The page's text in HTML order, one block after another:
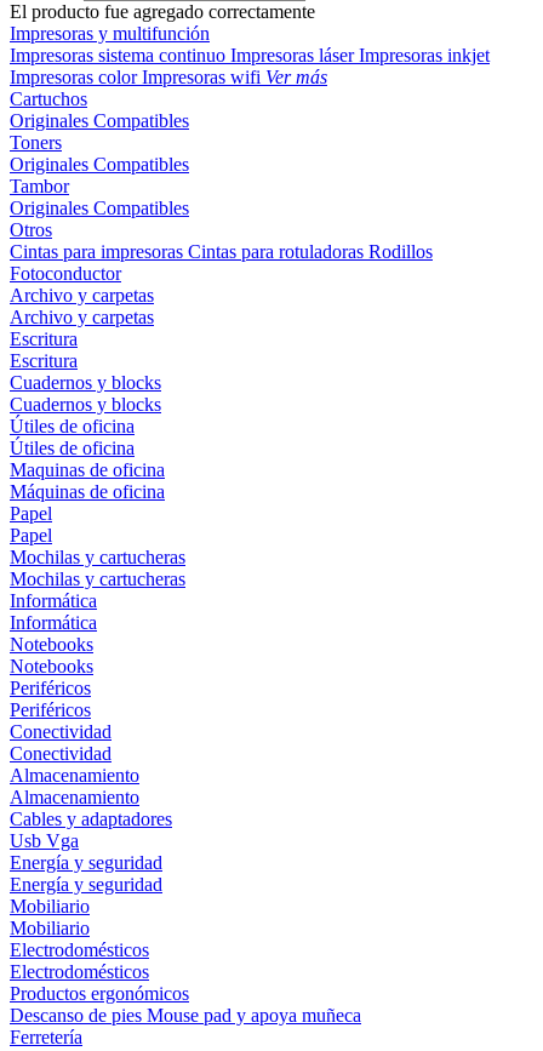
El producto fue agregado correctamente
Impresoras y multifunción
Impresoras sistema continuo Impresoras láserImpresoras inkjet
Impresoras colorImpresoras wifi Ver más
Cartuchos
Originales Compatibles
Toners
Originales Compatibles
Tambor
Originales Compatibles
Otros
Cintas para impresoras Cintas para rotuladoras Rodillos
Fotoconductor
Archivo y carpetas
Archivo y carpetas
Escritura
Escritura
Cuadernos y blocks
Cuadernos y blocks
Útiles de oficina
Útiles de oficina
Maquinas de oficina
Máquinas de oficina
Papel
Papel
Mochilas y cartucheras
Mochilas y cartucheras
Informática
Informática
Notebooks
Notebooks
Periféricos
Periféricos
Conectividad
Conectividad
Almacenamiento
Almacenamiento
Cables y adaptadores
Usb Vga
Energía y seguridad
Energía y seguridad
Mobiliario
Mobiliario
Electrodomésticos
Electrodomésticos
Productos ergonómicos
Descanso de pies Mouse pad y apoya muñeca
Ferretería